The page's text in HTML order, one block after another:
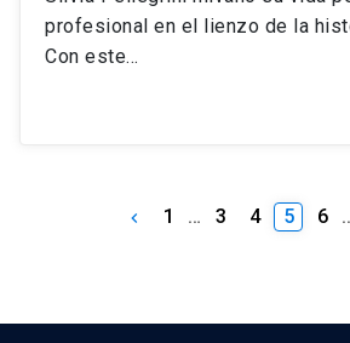
profesional en el lienzo de la
Con este…
keyboard_arrow_left 1 … 3 4 5 6